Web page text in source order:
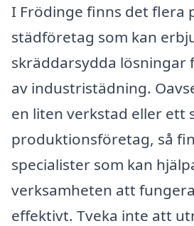
I Frödinge finns det flera
städföretag som kan
skräddarsydda lösningar
av industristädning.
en liten verkstad eller ett
produktionsföretag, så
specialister som kan
verksamheten att
effektivt. Tveka inte att